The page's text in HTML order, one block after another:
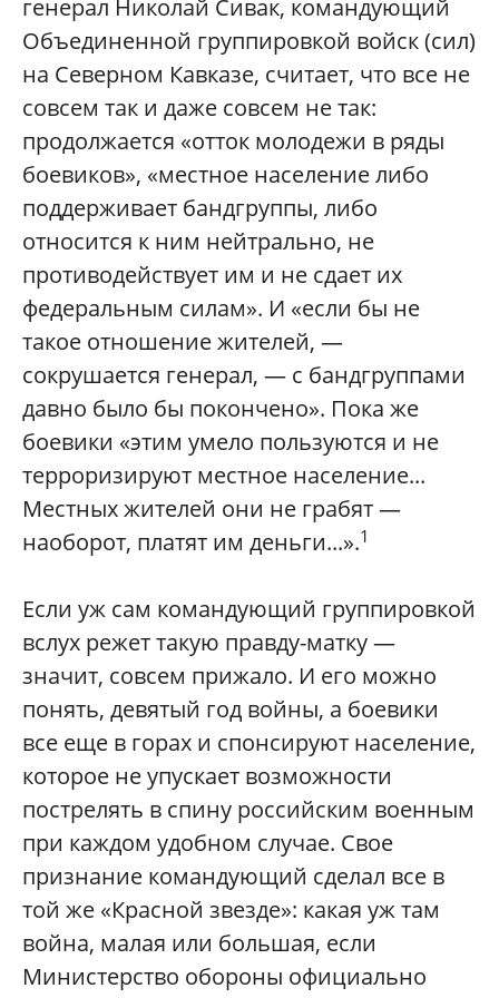
генерал Николай Сивак, командующий
Объединенной группировкой войск (сил)
на Северном Кавказе, считает, что все не
совсем так и даже совсем не так:
продолжается «отток молодежи в ряды
боевиков», «местное население либо
поддерживает бандгруппы, либо
относится к ним нейтрально, не
противодействует им и не сдает их
федеральным силам». И «если бы не
такое отношение жителей, —
сокрушается генерал, — с бандгруппами
давно было бы покончено». Пока же
боевики «этим умело пользуются и не
терроризируют местное население...
Местных жителей они не грабят —
наоборот, платят им деньги...».1
Если уж сам командующий группировкой
вслух режет такую правду-матку —
значит, совсем прижало. И его можно
понять, девятый год войны, а боевики
все еще в горах и спонсируют население,
которое не упускает возможности
пострелять в спину российским военным
при каждом удобном случае. Свое
признание командующий сделал все в
той же «Красной звезде»: какая уж там
война, малая или большая, если
Министерство обороны официально